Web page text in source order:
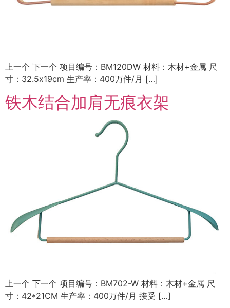
上一个 下一个 项目编号：BM120DW 材料：木材+金属 尺
寸：32.5x19cm 生产率：400万件/月 […]
铁木结合加肩无痕衣架
上一个 下一个 项目编号：BM702-W 材料：木材+金属 尺
寸：42*21CM 生产率：400万件/月 接受 […]